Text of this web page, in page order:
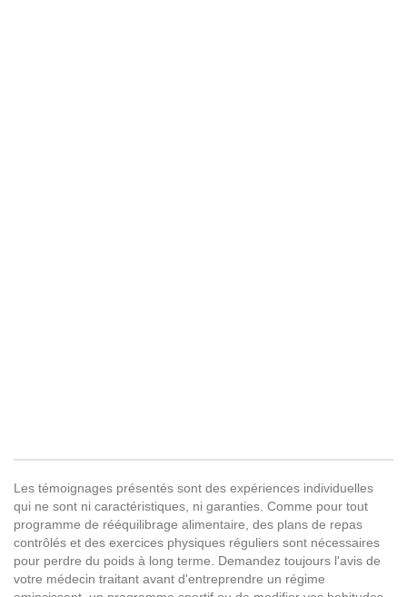
Les témoignages présentés sont des expériences individuelles
qui ne sont ni caractéristiques, ni garanties. Comme pour tout
programme de rééquilibrage alimentaire, des plans de repas
contrôlés et des exercices physiques réguliers sont nécessaires
pour perdre du poids à long terme. Demandez toujours l'avis de
votre médecin traitant avant d'entreprendre un régime